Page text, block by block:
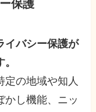
保護
イバシー保護が
定の地域や知人
かし機能、ニッ